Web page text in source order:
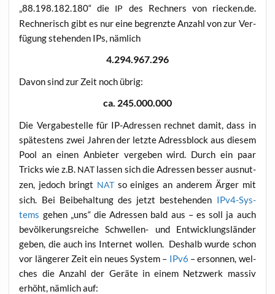
„88.198.182.180“ die IP
des Rech­ners von riecken.de.
Rech­ne­risch gibt es nur eine begrenz­te Anzahl von zur Ver­
fü­gung ste­hen­den IPs, nämlich
4.294.967.296
Davon sind zur Zeit noch übrig:
ca. 245.000.000
Die Ver­ga­be­stel­le für IP-Adres­sen rech­net damit, dass in
spä­tes­tens zwei Jah­ren der letz­te Adress­block aus die­sem
Pool an einen Anbie­ter ver­ge­ben wird. Durch ein paar
Tricks wie z.B. NAT las­sen sich die Adres­sen bes­ser aus­nut­
zen, jedoch bringt NATso eini­ges an ande­rem Ärger mit
sich. Bei Bei­be­hal­tung des jetzt bestehen­den IPv4-Sys­
tems gehen „uns“ die Adres­sen bald aus – es soll ja auch
bevöl­ke­rungs­rei­che Schwel­len- und Ent­wick­lungs­län­der
geben, die auch ins Inter­net wol­len. Des­halb wur­de schon
vor län­ge­rer Zeit ein neu­es Sys­tem – IPv6 – erson­nen, wel­
ches die Anzahl der Gerä­te in einem Netz­werk mas­siv
erhöht, näm­lich auf: